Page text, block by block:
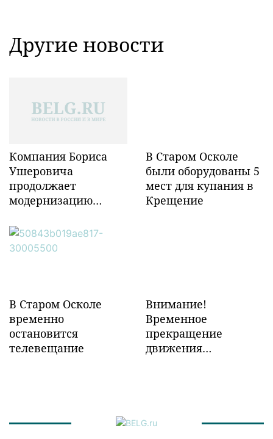
Другие новости
Компания Бориса
Ушеровича
продолжает
модернизацию
инфраструктуры в
Забайкалье
В Старом Осколе
были оборудованы 5
мест для купания в
Крещение
В Старом Осколе
временно
остановится
телевещание
Внимание!
Временное
прекращение
движения